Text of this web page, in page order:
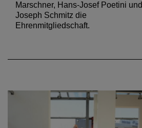
Marschner, Hans-Josef Poetini und
Joseph Schmitz die
Ehrenmitgliedschaft.